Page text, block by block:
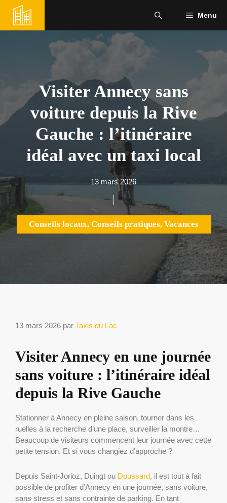
contenu
Menu
Visiter Annecy sans
voiture depuis la Rive
Gauche : l’itinéraire
idéal avec un taxi local
13 mars 2026
Conseils locaux, Conseils pratiques, Vacances
13 mars 2026 par Taxis du Lac
Visiter Annecy en une journée
sans voiture : l’itinéraire idéal
depuis la Rive Gauche
Stationner à Annecy en pleine saison, tourner dans les
ruelles à la recherche d’une place, surveiller la montre…
Beaucoup de visiteurs commencent leur journée avec cette
petite tension. Et si vous changiez d’approche ?
Depuis Saint-Jorioz, Duingt ou Doussard, il est tout à fait
possible de profiter d’Annecy en une journée, sans voiture,
sans stress et sans contrainte de parking. En tant